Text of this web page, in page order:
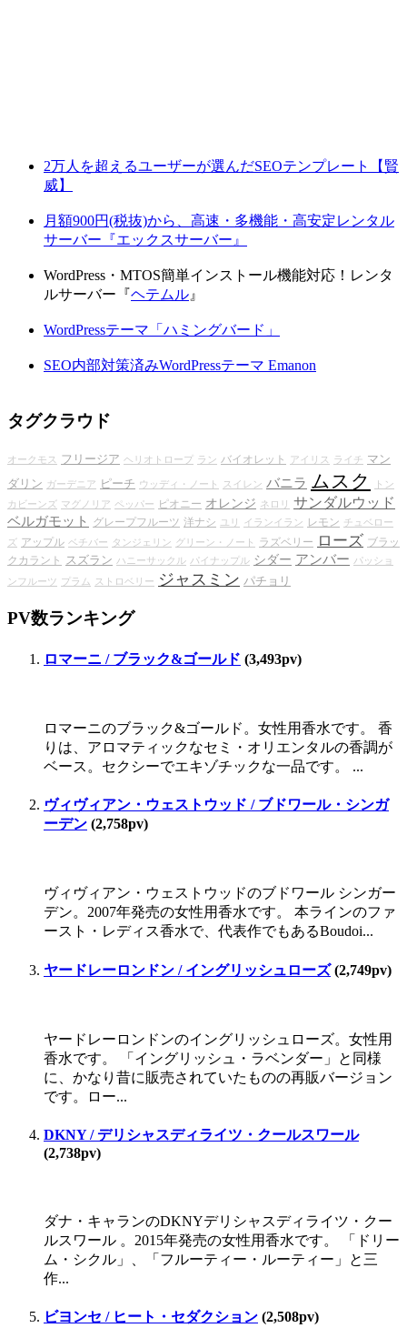
2万人を超えるユーザーが選んだSEOテンプレート【賢
威】
月額900円(税抜)から、高速・多機能・高安定レンタル
サーバー『エックスサーバー』
WordPress・MTOS簡単インストール機能対応！レンタ
ルサーバー『ヘテムル 』
WordPressテーマ「ハミングバード」
SEO内部対策済みWordPressテーマ Emanon
タグクラウド
オークモス フリージア ヘリオトロープ ラン バイオレット アイリス ライチ
マン
ダリン
ガーデニア ピーチ ウッディ・ノート スイレン バニラ ムスク
トン
カビーンズ マグノリア ペッパー ピオニー オレンジ ネロリ サンダルウッド
ベルガモット グレープフルーツ 洋ナシ ユリ イランイラン レモン
チュベロー
ズ アップル ベチバー タンジェリン グリーン・ノート ラズベリー ローズ ブラッ
クカラント
スズラン ハニーサックル パイナップル シダー アンバー パッショ
ンフルーツ プラム ストロベリー ジャスミン パチョリ
PV数ランキング
ロマーニ / ブラック&ゴールド (3,493pv)
ロマーニのブラック&ゴールド。女性用香水です。 香
りは、アロマティックなセミ・オリエンタルの香調が
ベース。セクシーでエキゾチックな一品です。 ...
ヴィヴィアン・ウェストウッド / ブドワール・シンガ
ーデン (2,758pv)
ヴィヴィアン・ウェストウッドのブドワール シンガー
デン。2007年発売の女性用香水です。 本ラインのファ
ースト・レディス香水で、代表作でもあるBoudoi...
ヤードレーロンドン / イングリッシュローズ(2,749pv)
ヤードレーロンドンのイングリッシュローズ。女性用
香水です。 「イングリッシュ・ラベンダー」と同様
に、かなり昔に販売されていたものの再販バージョン
です。ロー...
DKNY / デリシャスディライツ・クールスワール
(2,738pv)
ダナ・キャランのDKNYデリシャスディライツ・クー
ルスワール 。2015年発売の女性用香水です。 「ドリー
ム・シクル」、「フルーティー・ルーティー」と三
作...
ビヨンセ / ヒート・セダクション (2,508pv)